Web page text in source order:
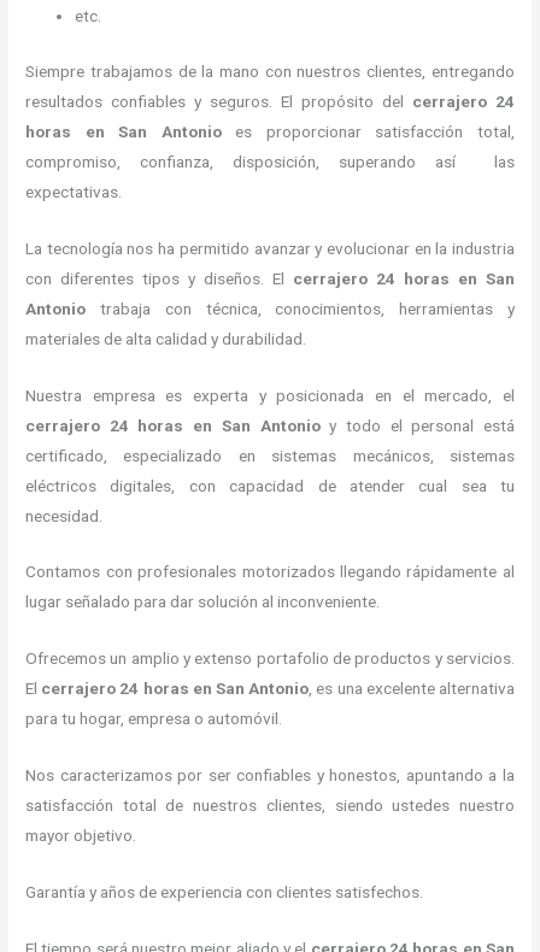
etc.
Siempre trabajamos de la mano con nuestros clientes, entregando
resultados confiables y seguros. El propósito del cerrajero 24
horas en San Antonioes proporcionar satisfacción total,
compromiso, confianza, disposición, superando así las
expectativas.
La tecnología nos ha permitido avanzar y evolucionar en la industria
con diferentes tipos y diseños. El cerrajero 24 horas en San
Antonio trabaja con técnica, conocimientos, herramientas y
materiales de alta calidad y durabilidad.
Nuestra empresa es experta y posicionada en el mercado, el
cerrajero 24 horas en San Antonioy todo el personal está
certificado, especializado en sistemas mecánicos, sistemas
eléctricos digitales, con capacidad de atender cual sea tu
necesidad.
Contamos con profesionales motorizados llegando rápidamente al
lugar señalado para dar solución al inconveniente.
Ofrecemos un amplio y extenso portafolio de productos y servicios.
El cerrajero 24 horas en San Antonio, es una excelente alternativa
para tu hogar, empresa o automóvil.
Nos caracterizamos por ser confiables y honestos, apuntando a la
satisfacción total de nuestros clientes, siendo ustedes nuestro
mayor objetivo.
Garantía y años de experiencia con clientes satisfechos.